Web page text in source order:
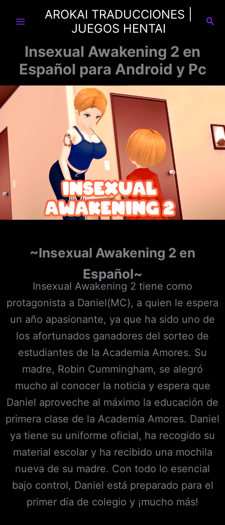
AROKAI TRADUCCIONES |
JUEGOS HENTAI
Insexual Awakening 2 en
Español para Android y Pc
~Insexual Awakening 2 en
Español~
Insexual Awakening 2 tiene como
protagonista a Daniel(MC), a quien le espera
un año apasionante, ya que ha sido uno de
los afortunados ganadores del sorteo de
estudiantes de la Academia Amores. Su
madre, Robin Cummingham, se alegró
mucho al conocer la noticia y espera que
Daniel aproveche al máximo la educación de
primera clase de la Academia Amores. Daniel
ya tiene su uniforme oficial, ha recogido su
material escolar y ha recibido una mochila
nueva de su madre. Con todo lo esencial
bajo control, Daniel está preparado para el
primer día de colegio y ¡mucho más!